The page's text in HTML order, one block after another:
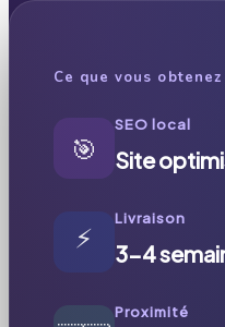
Ce que vous obtenez
🎯
SEO local
Site
⚡
Livraison
3-4
Proximité